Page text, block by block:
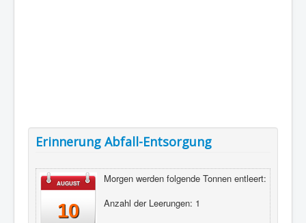
Erinnerung Abfall-Entsorgung
AUGUST
10
Morgen werden folgende Tonnen entleert:
Anzahl der Leerungen: 1